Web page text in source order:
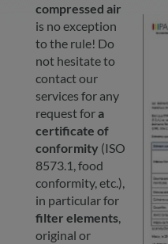
compressed air
is no exception
to the rule! Do
not hesitate to
contact our
services for any
request fora
certificate of
conformity (ISO
8573.1, food
conformity, etc.),
in particular for
filter elements,
original or